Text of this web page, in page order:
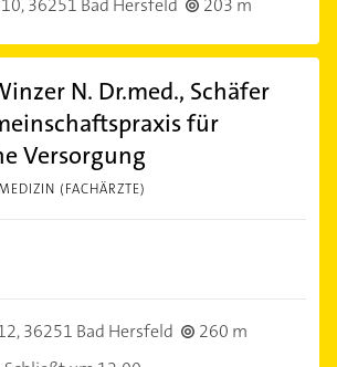
N. Dr.med., Schäfer
für
Versorgung
(FACHÄRZTE)
36251 Bad Hersfeld
260 m